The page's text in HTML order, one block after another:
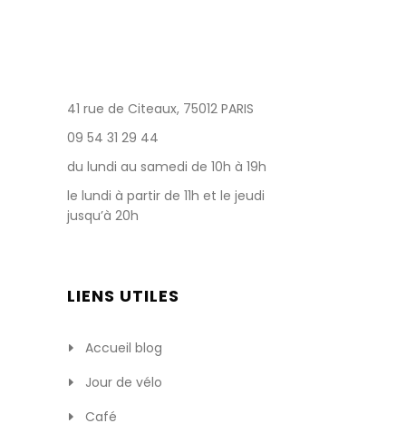
41 rue de Citeaux, 75012 PARIS
09 54 31 29 44
du lundi au samedi de 10h à 19h
le lundi à partir de 11h et le jeudi
jusqu’à 20h
LIENS UTILES
Accueil blog
Jour de vélo
Café